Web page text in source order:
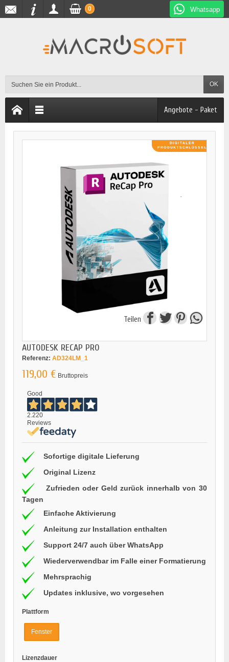
Whatsapp
OK
0
Angebote - Paket
Teilen
AUTODESK RECAP PRO
Referenz: AD324LM_1
119,00 € Bruttopreis
Good
2.220
Reviews
Sofortige digitale Lieferung
Original Lizenz
Zufrieden oder Geld zurück innerhalb von 30
Tagen
Einfache Aktivierung
Anleitung zur Installation enthalten
Support 24/7 auch über WhatsApp
Wiederverwendbar im Falle einer Formatierung
Mehrsprachig
Updates inklusive, wo vorgesehen
Plattform
Fenster
Lizenzdauer